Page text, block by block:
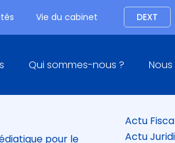
Vie du cabinet DEXT
Qui sommes-nous ?
ACTION
pour le
Blog
Actu
Actu